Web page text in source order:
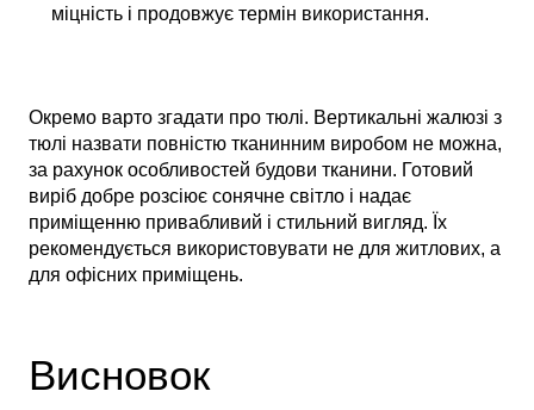
міцність і продовжує термін використання.
Окремо варто згадати про тюлі. Вертикальні жалюзі з
тюлі назвати повністю тканинним виробом не можна,
за рахунок особливостей будови тканини. Готовий
виріб добре розсіює сонячне світло і надає
приміщенню привабливий і стильний вигляд. Їх
рекомендується використовувати не для житлових, а
для офісних приміщень.
Висновок